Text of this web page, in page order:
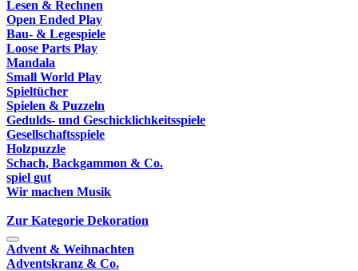
Lesen & Rechnen
Open Ended Play
Bau- & Legespiele
Loose Parts Play
Mandala
Small World Play
Spieltücher
Spielen & Puzzeln
Gedulds- und Geschicklichkeitsspiele
Gesellschaftsspiele
Holzpuzzle
Schach, Backgammon & Co.
spiel gut
Wir machen Musik
Zur Kategorie Dekoration
Advent & Weihnachten
Adventskranz & Co.